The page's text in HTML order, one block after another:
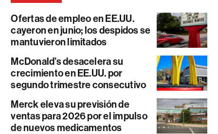
Ofertas de empleo en EE.UU.
cayeron en junio; los despidos se
mantuvieron limitados
McDonald’s desacelera su
crecimiento en EE.UU. por
segundo trimestre consecutivo
Merck eleva su previsión de
ventas para 2026 por el impulso
de nuevos medicamentos